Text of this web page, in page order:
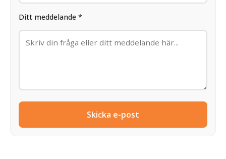
Ditt meddelande *
Skicka e-post